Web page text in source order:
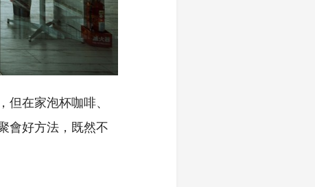
在家泡杯咖啡、
會好方法，既然不